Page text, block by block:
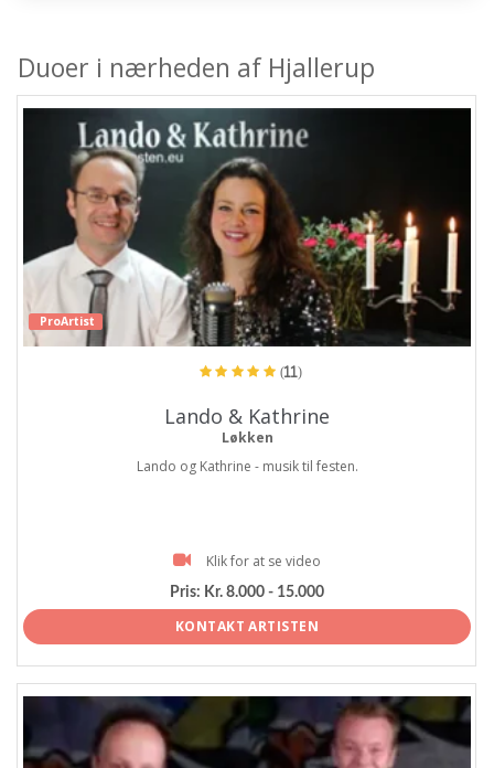
Duoer i nærheden af Hjallerup
ProArtist
(11)
Lando & Kathrine
Løkken
Lando og Kathrine - musik til festen.
Klik for at se video
Pris: Kr. 8.000 - 15.000
KONTAKT ARTISTEN